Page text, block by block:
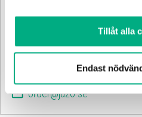
Tillåt alla
Endast
Kontakta kundtjänst
08:00 - 16:30
+46 11 44 222 50
order@juzo.se